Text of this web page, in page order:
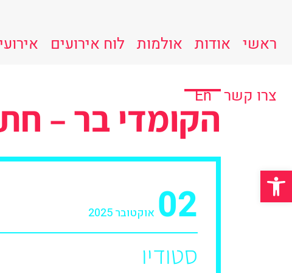
פתח סרגל נגישות
ראשי אודות אולמות לוח אירועים
צרו קשר En
הקומדי בר –
02 אוקטובר 2025
סטודיו